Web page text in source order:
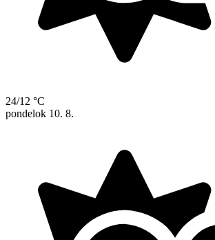
24/12 °C
pondelok 10. 8.